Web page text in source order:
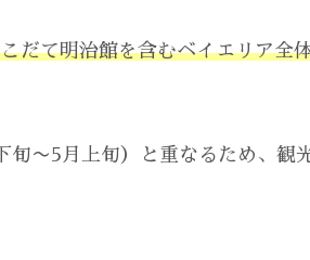
だて明治館を含むベイエリア全
〜5月上旬）と重なるため、観